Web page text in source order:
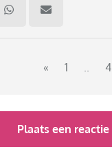
« 1 .. 4
Plaats een reactie